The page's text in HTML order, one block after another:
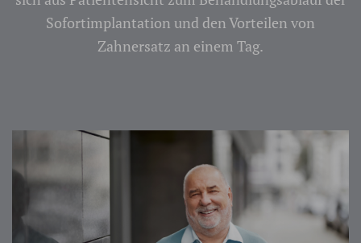
Sofortimplantation und den Vorteilen von
Zahnersatz an einem Tag.